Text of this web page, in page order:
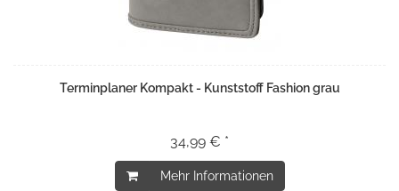
Terminplaner Kompakt - Kunststoff Fashion grau
34,99 € *
Mehr Informationen